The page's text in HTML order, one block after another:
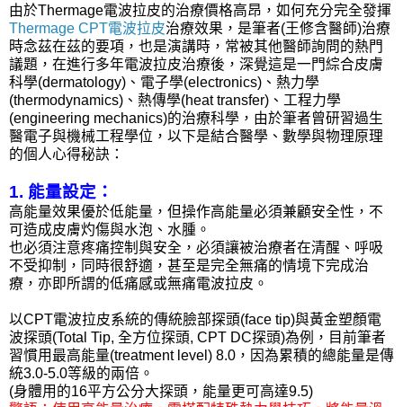
由於Thermage電波拉皮的治療價格高昂，如何充分完全發揮
Thermage CPT電波拉皮治療效果，是筆者(王修含醫師)治療
時念茲在茲的要項，也是演講時，常被其他醫師詢問的熱門
議題，在進行多年電波拉皮治療後，深覺這是一門綜合皮膚
科學(dermatology)、電子學(electronics)、熱力學
(thermodynamics)、熱傳學(heat transfer)、工程力學
(engineering mechanics)的治療科學，由於筆者曾研習過生
醫電子與機械工程學位，以下是結合醫學、數學與物理原理
的個人心得秘訣：
1. 能量設定：
高能量效果優於低能量，但操作高能量必須兼顧安全性，不
可造成皮膚灼傷與水泡、水腫。
也必須注意疼痛控制與安全，必須讓被治療者在清醒、呼吸
不受抑制，同時很舒適，甚至是完全無痛的情境下完成治
療，亦即所謂的低痛感或無痛電波拉皮。
以CPT電波拉皮系統的傳統臉部探頭(face tip)與黃金塑顏電
波探頭(Total Tip, 全方位探頭, CPT DC探頭)為例，目前筆者
習慣用最高能量(treatment level) 8.0，因為累積的總能量是傳
統3.0-5.0等級的兩倍。
(身體用的16平方公分大探頭，能量更可高達9.5)